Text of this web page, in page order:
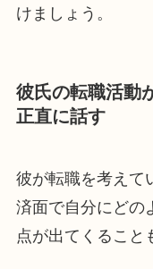
けましょう。
彼氏の転職活動
正直に話す
彼が転職を考えて
済面で自分にどの
点が出てくること